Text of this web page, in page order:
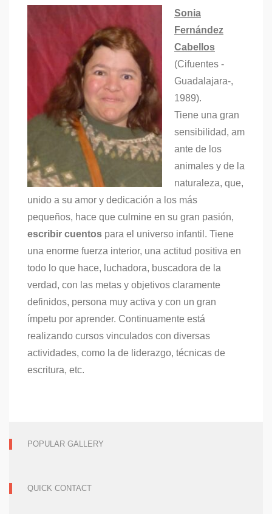
Sonia
Fernández
Cabellos
(Cifuentes -
Guadalajara-,
1989).
Tiene una gran
sensibilidad, am
ante de los
animales y de la
naturaleza, que,
unido a su amor y dedicación a los más
pequeños, hace que culmine en su gran pasión,
escribir cuentos para el universo infantil. Tiene
una enorme fuerza interior, una actitud positiva en
todo lo que hace, luchadora, buscadora de la
verdad, con las metas y objetivos claramente
definidos, persona muy activa y con un gran
ímpetu por aprender. Continuamente está
realizando cursos vinculados con diversas
actividades, como la de liderazgo, técnicas de
escritura, etc.
POPULAR GALLERY
QUICK CONTACT